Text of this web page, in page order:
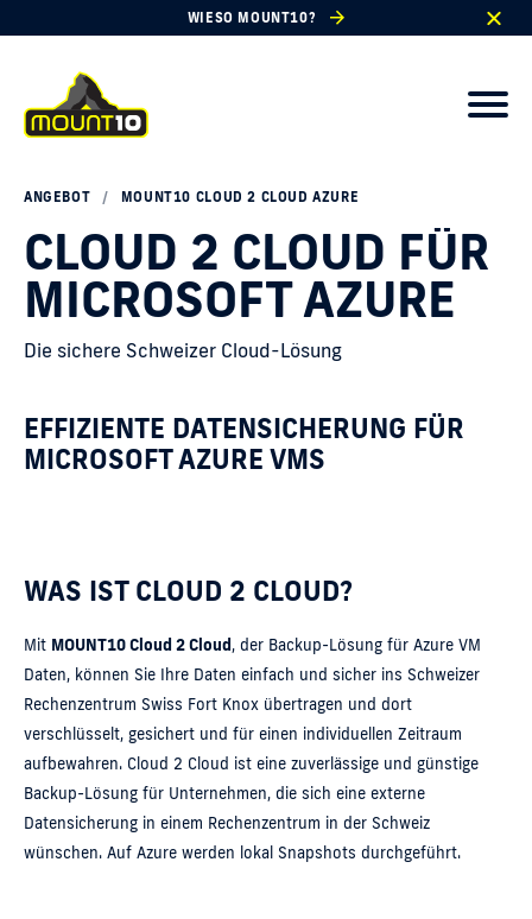
WIESO MOUNT10?
ANGEBOT / MOUNT10 CLOUD 2 CLOUD AZURE
CLOUD 2 CLOUD FÜR
MICROSOFT AZURE
Die sichere Schweizer Cloud-Lösung
EFFIZIENTE DATENSICHERUNG FÜR
MICROSOFT AZURE VMS
WAS IST CLOUD 2 CLOUD?
Mit MOUNT10 Cloud 2 Cloud, der Backup-Lösung für Azure VM
Daten, können Sie Ihre Daten einfach und sicher ins Schweizer
Rechenzentrum Swiss Fort Knox übertragen und dort
verschlüsselt, gesichert und für einen individuellen Zeitraum
aufbewahren. Cloud 2 Cloud ist eine zuverlässige und günstige
Backup-Lösung für Unternehmen, die sich eine externe
Datensicherung in einem Rechenzentrum in der Schweiz
wünschen. Auf Azure werden lokal Snapshots durchgeführt.